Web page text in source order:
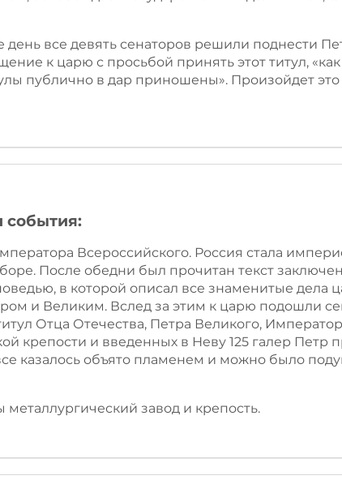
день все девять сенаторов решили поднести
к царю с просьбой принять этот титул,
публично в дар приношены». Произойдет
события:
Всероссийского. Россия стала
После обедни был прочитан текст
в которой описал все знаменитые дела
и Великим. Вслед за этим к царю подошли
Отца Отечества, Петра Великого,
крепости и введенных в Неву 125 галер Петр
казалось объято пламенем и можно было
завод и крепость.